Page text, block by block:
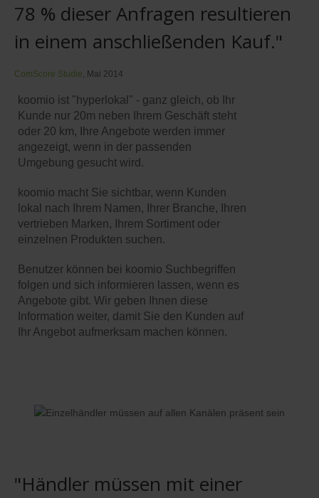
78 % dieser Anfragen resultieren
in einem anschließenden Kauf."
ComScore Studie, Mai 2014
koomio ist "hyperlokal" - ganz gleich, ob Ihr
Kunde nur 20m neben Ihrem Geschäft steht
oder 20 km, Ihre Angebote werden immer
angezeigt, wenn in der passenden
Umgebung gesucht wird.
koomio macht Sie sichtbar, wenn Kunden
lokal nach Ihrem Namen, Ihrer Branche, Ihren
vertrieben Marken, Ihrem Sortiment oder
einzelnen Produkten suchen.
Benutzer können bei koomio Suchbegriffen
folgen und sich informieren lassen, wenn es
Angebote gibt. Wir geben Ihnen diese
Information weiter, damit Sie den Kunden auf
Ihr Angebot aufmerksam machen können.
"Händler müssen mit einer